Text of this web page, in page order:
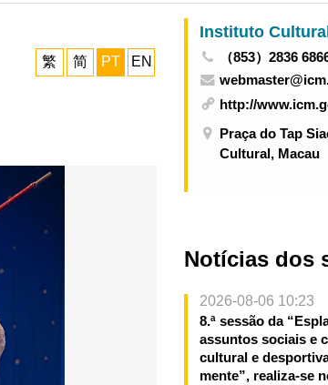
繁 简 PT EN
Instituto
（853）2836
http://
Praça do Tap
Cultural, Macau
Notícias dos
2026-08-06 10:23
8.ª sessão da
assuntos sociais e
cultural e
mente”, realiza-se